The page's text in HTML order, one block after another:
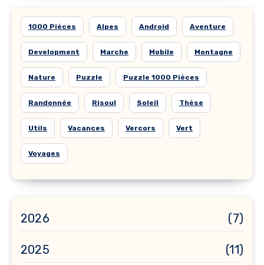
1000 Pièces Alpes Android Aventure
Development Marche Mobile Montagne
Nature Puzzle Puzzle 1000 Pièces
Randonnée Risoul Soleil Thèse
Utils Vacances Vercors Vert
Voyages
2026 (7)
2025 (11)